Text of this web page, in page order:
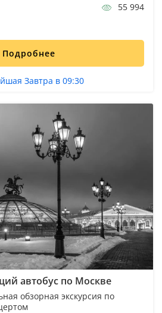
55 994
Подробнее
Завтра в 09:30
автобус по Москве
обзорная экскурсия по